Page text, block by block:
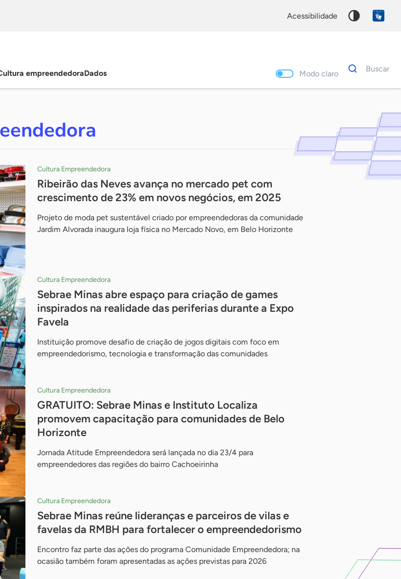
acessibilidade
empreendedoraDados Modo claro
Dados
para
Buscar
Cultura Empreendedora
Ribeirão das Neves avança no mercado pet com
crescimento de 23% em novos negócios, em 2025
Projeto de moda pet sustentável criado por empreendedoras da comunidade
Jardim Alvorada inaugura loja física no Mercado Novo, em Belo Horizonte
Cultura Empreendedora
Sebrae Minas abre espaço para criação de games
inspirados na realidade das periferias durante a Expo
Favela
Instituição promove desafio de criação de jogos digitais com foco em
empreendedorismo, tecnologia e transformação das comunidades
Cultura Empreendedora
GRATUITO: Sebrae Minas e Instituto Localiza
promovem capacitação para comunidades de Belo
Horizonte
Jornada Atitude Empreendedora será lançada no dia 23/4 para
empreendedores das regiões do bairro Cachoeirinha
Cultura Empreendedora
Sebrae Minas reúne lideranças e parceiros de vilas e
favelas da RMBH para fortalecer o empreendedorismo
Encontro faz parte das ações do programa Comunidade Empreendedora; na
ocasião também foram apresentadas as ações previstas para 2026